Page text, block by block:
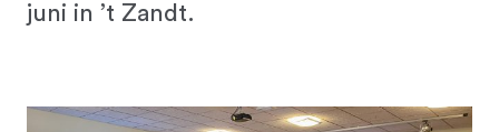
juni in ’t Zandt.